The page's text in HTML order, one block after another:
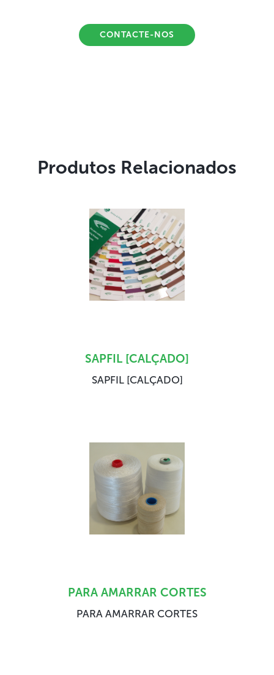
CONTACTE-NOS
Produtos Relacionados
SAPFIL [CALÇADO]
SAPFIL [CALÇADO]
PARA AMARRAR CORTES
PARA AMARRAR CORTES